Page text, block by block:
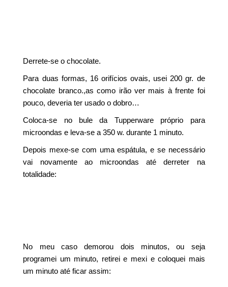
Derrete-se o chocolate.
Para duas formas, 16 orifícios ovais, usei 200 gr. de
chocolate branco.,as como irão ver mais à frente foi
pouco, deveria ter usado o dobro…
Coloca-se no bule da Tupperware próprio para
microondas e leva-se a 350 w. durante 1 minuto.
Depois mexe-se com uma espátula, e se necessário
vai novamente ao microondas até derreter na
totalidade:
No meu caso demorou dois minutos, ou seja
programei um minuto, retirei e mexi e coloquei mais
um minuto até ficar assim: